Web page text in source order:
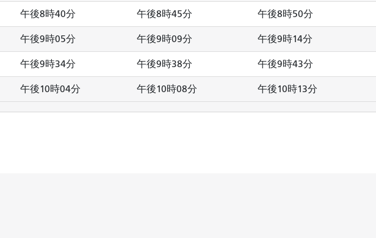
午後8時40分 午後8時45分 午後8時50分
午後9時05分 午後9時09分 午後9時14分
午後9時34分 午後9時38分 午後9時43分
午後10時04分 午後10時08分 午後10時13分